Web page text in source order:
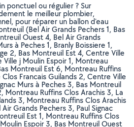
ponctuel ou régulier ? Sur
le meilleur plombier,
pour réparer un ballon d'eau
(Bel Air Grands Pechers 1, Bas
Ouest 4, Bel Air Grands
à Peches 1, Branly Boissiere 1,
2, Bas Montreuil Est 4, Centre Ville
j Moulin Espoir 1, Montreau
Montreuil Est 6, Montreau Ruffins
Francais Guilands 2, Centre Ville
Murs à Peches 3, Bas Montreuil
Montreau Ruffins Clos Arachis 3, La
3, Montreau Ruffins Clos Arachis
Grands Pechers 3, Paul Signac
Est 1, Montreau Ruffins Clos
Espoir 3, Bas Montreuil Ouest